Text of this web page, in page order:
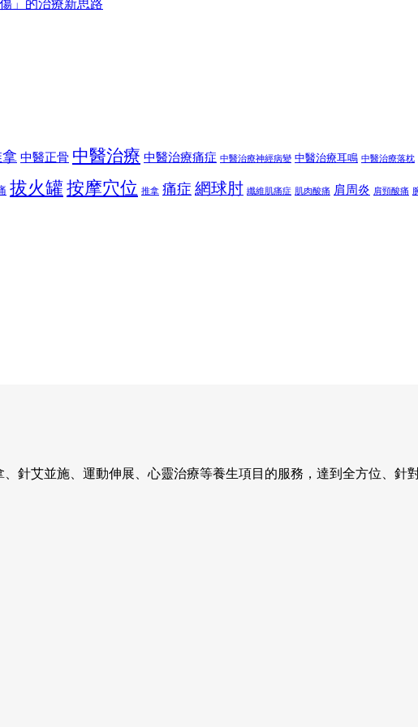
中醫正骨 中醫治療 中醫治療痛症 中醫治療神經病變 中醫治療耳鳴 中醫治療落枕
拔火罐按摩穴位 推拿 痛症 網球肘 纖維肌痛症 肌肉酸痛 肩周炎 肩頸酸痛
針艾並施、運動伸展、心靈治療等養生項目的服務，達到全方位、針